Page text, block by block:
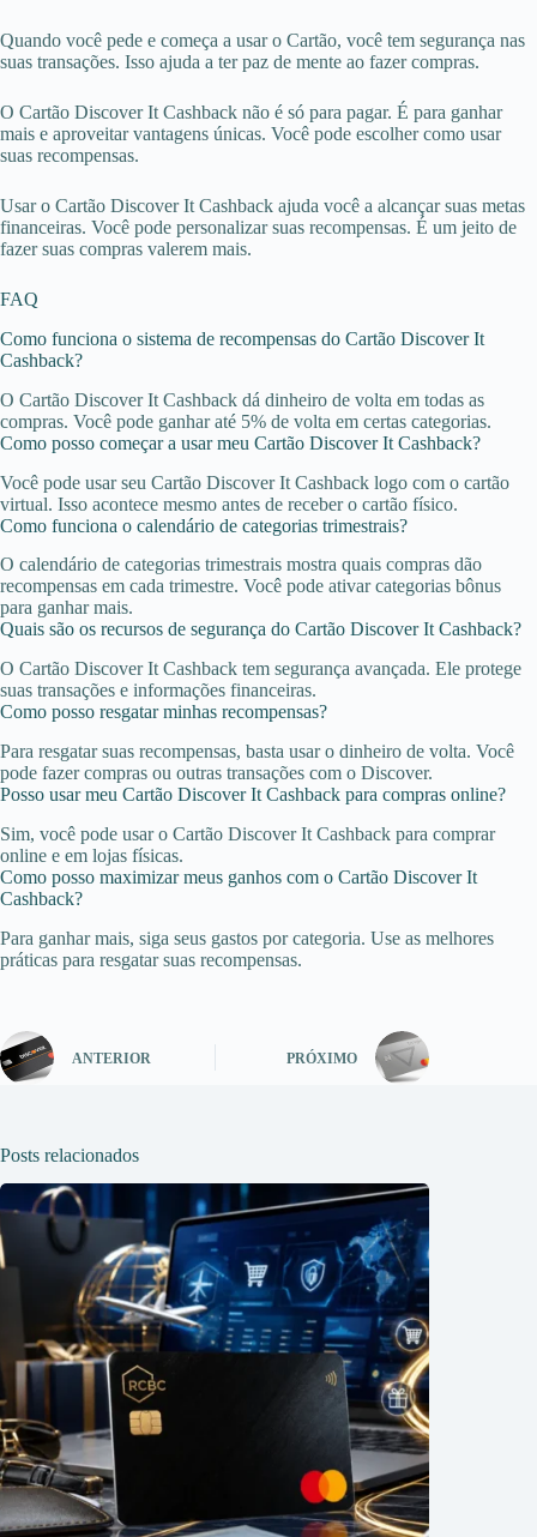
Quando você pede e começa a usar o Cartão, você tem segurança nas
suas transações. Isso ajuda a ter paz de mente ao fazer compras.
O Cartão Discover It Cashback não é só para pagar. É para ganhar
mais e aproveitar vantagens únicas. Você pode escolher como usar
suas recompensas.
Usar o Cartão Discover It Cashback ajuda você a alcançar suas metas
financeiras. Você pode personalizar suas recompensas. É um jeito de
fazer suas compras valerem mais.
FAQ
Como funciona o sistema de recompensas do Cartão Discover It
Cashback?
O Cartão Discover It Cashback dá dinheiro de volta em todas as
compras. Você pode ganhar até 5% de volta em certas categorias.
Como posso começar a usar meu Cartão Discover It Cashback?
Você pode usar seu Cartão Discover It Cashback logo com o cartão
virtual. Isso acontece mesmo antes de receber o cartão físico.
Como funciona o calendário de categorias trimestrais?
O calendário de categorias trimestrais mostra quais compras dão
recompensas em cada trimestre. Você pode ativar categorias bônus
para ganhar mais.
Quais são os recursos de segurança do Cartão Discover It Cashback?
O Cartão Discover It Cashback tem segurança avançada. Ele protege
suas transações e informações financeiras.
Como posso resgatar minhas recompensas?
Para resgatar suas recompensas, basta usar o dinheiro de volta. Você
pode fazer compras ou outras transações com o Discover.
Posso usar meu Cartão Discover It Cashback para compras online?
Sim, você pode usar o Cartão Discover It Cashback para comprar
online e em lojas físicas.
Como posso maximizar meus ganhos com o Cartão Discover It
Cashback?
Para ganhar mais, siga seus gastos por categoria. Use as melhores
práticas para resgatar suas recompensas.
ANTERIOR PRÓXIMO
Posts relacionados